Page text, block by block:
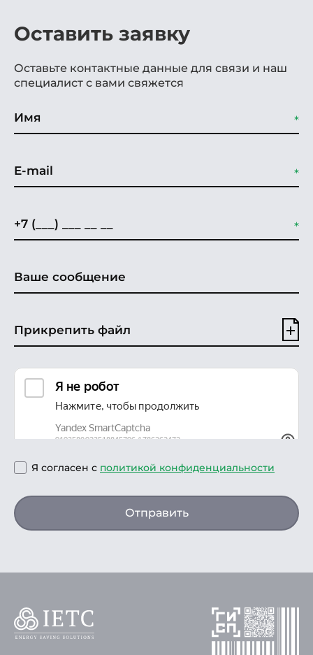
Оставить заявку
Оставьте контактные данные для связи и наш
специалист с вами свяжется
Прикрепить файл
Я согласен с политикой конфиденциальности
Отправить